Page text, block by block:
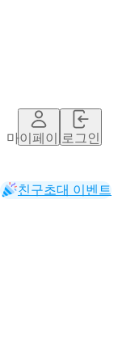
마이페이지로그인
친구초대 이벤트